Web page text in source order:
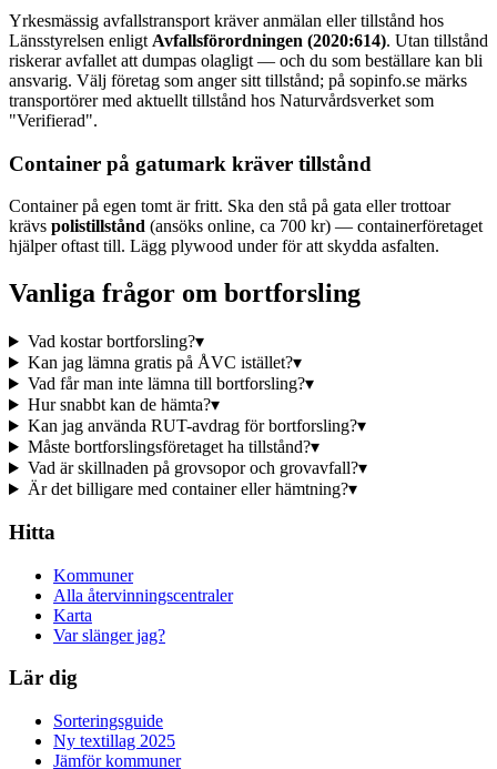
Yrkesmässig avfallstransport kräver anmälan eller tillstånd hos
Länsstyrelsen enligt Avfallsförordningen (2020:614). Utan tillstånd
riskerar avfallet att dumpas olagligt — och du som beställare kan bli
ansvarig. Välj företag som anger sitt tillstånd; på sopinfo.se märks
transportörer med aktuellt tillstånd hos Naturvårdsverket som
"Verifierad".
Container på gatumark kräver tillstånd
Container på egen tomt är fritt. Ska den stå på gata eller trottoar
krävs polistillstånd (ansöks online, ca 700 kr) — containerföretaget
hjälper oftast till. Lägg plywood under för att skydda asfalten.
Vanliga frågor om bortforsling
Vad kostar bortforsling?▾
Kan jag lämna gratis på ÅVC istället?▾
Vad får man inte lämna till bortforsling?▾
Hur snabbt kan de hämta?▾
Kan jag använda RUT-avdrag för bortforsling?▾
Måste bortforslingsföretaget ha tillstånd?▾
Vad är skillnaden på grovsopor och grovavfall?▾
Är det billigare med container eller hämtning?▾
Hitta
Kommuner
Alla återvinningscentraler
Karta
Var slänger jag?
Lär dig
Sorteringsguide
Ny textillag 2025
Jämför kommuner